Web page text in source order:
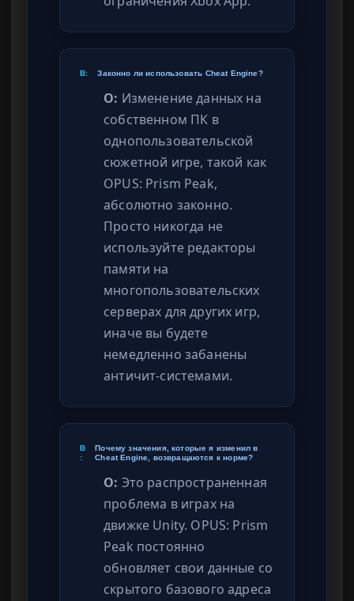
В: Законно ли использовать Cheat Engine?
О: Изменение данных на
собственном ПК в
однопользовательской
сюжетной игре, такой как
OPUS: Prism Peak,
абсолютно законно.
Просто никогда не
используйте редакторы
памяти на
многопользовательских
серверах для других игр,
иначе вы будете
немедленно забанены
античит-системами.
В
:
Почему значения, которые я изменил в
Cheat Engine, возвращаются к норме?
О: Это распространенная
проблема в играх на
движке Unity. OPUS: Prism
Peak постоянно
обновляет свои данные со
скрытого базового адреса